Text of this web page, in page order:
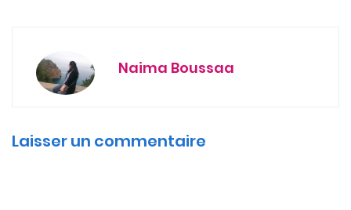
Naima Boussaa
Laisser un commentaire